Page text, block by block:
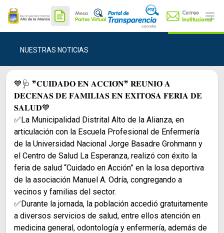
NUESTRAS NOTICIAS
💙🩺 ❞𝐂𝐔𝐈𝐃𝐀𝐃𝐎 𝐄𝐍 𝐀𝐂𝐂𝐈𝐎́𝐍❞ 𝐑𝐄𝐔𝐍𝐈𝐎́ 𝐀
𝐃𝐄𝐂𝐄𝐍𝐀𝐒 𝐃𝐄 𝐅𝐀𝐌𝐈𝐋𝐈𝐀𝐒 𝐄𝐍 𝐄𝐗𝐈𝐓𝐎𝐒𝐀 𝐅𝐄𝐑𝐈𝐀 𝐃𝐄
𝐒𝐀𝐋𝐔𝐃💙
✅La Municipalidad Distrital Alto de la Alianza, en
articulación con la Escuela Profesional de Enfermería
de la Universidad Nacional Jorge Basadre Grohmann y
el Centro de Salud La Esperanza, realizó con éxito la
feria de salud “Cuidado en Acción” en la losa deportiva
de la asociación Manuel A. Odría, congregando a
vecinos y familias del sector.
✅Durante la jornada, la población accedió gratuitamente
a diversos servicios de salud, entre ellos atención en
medicina general, odontología y enfermería, además de